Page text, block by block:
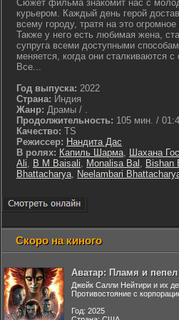
Сюжет фильма знакомит нас с
курьером. Каждый день герой
всему городу, тратя на это
Также у него есть любимая жена,
супруга всеми доступными
меняется, когда они сталкиваются
Все...
Год выпуска: 2022
Страна: Индия
Жанр: Драмы / .
Продолжительность: 105 мин. /
Качество: TS
Режиссер: Нандита Дас
В ролях: Капиль Шарма, Шахана
Ali, B M Baisali, Monalisa Bal , Bishan
Bhattacharya, Neelambari
Скоро на киного
Аватар: Пламя и пепел
Джейк Салли Нейтири и их
Противостояние с
Год: 2025